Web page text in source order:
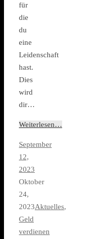
für
die
du
eine
Leidenschaft
hast.
Dies
wird
dir…
Weiterlesen…
September
12,
2023
Oktober
24,
2023Aktuelles,
Geld
verdienen